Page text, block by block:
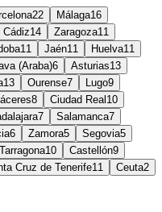
22 Málaga16
Cádiz14 Zaragoza11
11 Jaén11 Huelva11
(Araba)6 Asturias13
13 Ourense7 Lugo9
8 Ciudad Real 10
7 Salamanca7
6 Zamora5 Segovia5
Tarragona10 Castellón9
Cruz de Tenerife11 Ceuta2